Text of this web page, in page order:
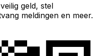
geld, stel
meldingen en meer.